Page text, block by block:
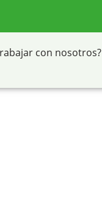
con nosotros?